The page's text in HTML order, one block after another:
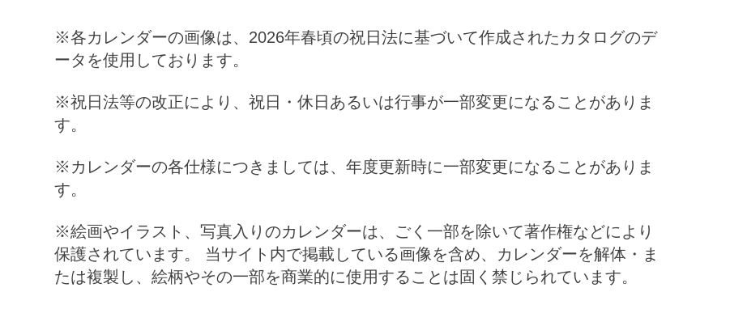
※各カレンダーの画像は、 2026年春頃の祝日法に基づいて作成されたカタログのデ
ータを使用しております。
※祝日法等の改正により、祝日・休日あるいは行事が一部変更になることがありま
す。
※カレンダーの各仕様につきましては、年度更新時に一部変更になることがありま
す。
※絵画やイラスト、写真入りのカレンダーは、ごく一部を除いて著作権などにより
保護されています。 当サイト内で掲載している画像を含め、カレンダーを解体・ま
たは複製し、絵柄やその一部を商業的に使用することは固く禁じられています。